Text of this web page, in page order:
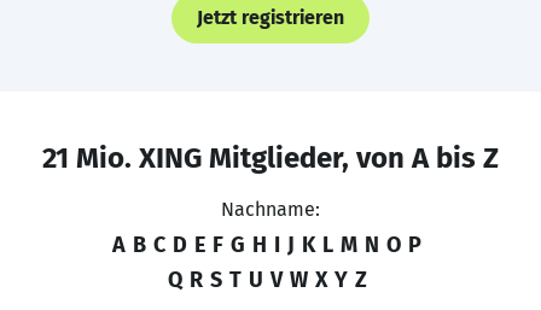
Jetzt registrieren
21 Mio. XING Mitglieder, von A bis Z
Nachname:
A B C D E F G H I J K L M N O P
Q R S T U V W X Y Z